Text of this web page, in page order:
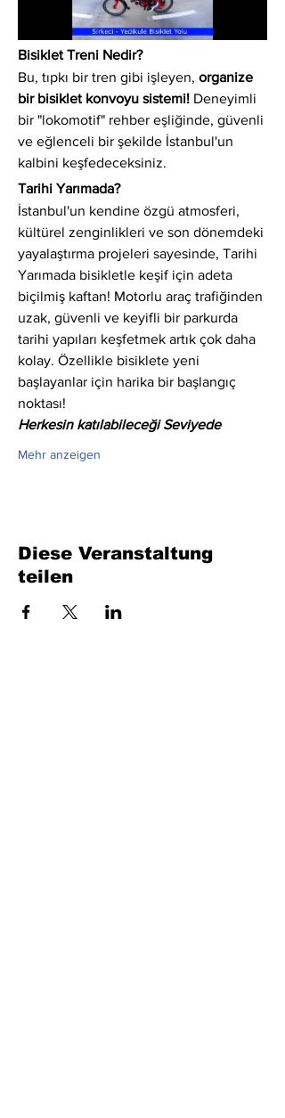
Bisiklet Treni Nedir?
Bu, tıpkı bir tren gibi işleyen, organize
bir bisiklet konvoyu sistemi! Deneyimli
bir "lokomotif" rehber eşliğinde, güvenli
ve eğlenceli bir şekilde İstanbul'un
kalbini keşfedeceksiniz.
Tarihi Yarımada?
İstanbul'un kendine özgü atmosferi,
kültürel zenginlikleri ve son dönemdeki
yayalaştırma projeleri sayesinde, Tarihi
Yarımada bisikletle keşif için adeta
biçilmiş kaftan! Motorlu araç trafiğinden
uzak, güvenli ve keyifli bir parkurda
tarihi yapıları keşfetmek artık çok daha
kolay. Özellikle bisiklete yeni
başlayanlar için harika bir başlangıç
noktası!
Herkesin katılabileceği Seviyede
Mehr anzeigen
Diese Veranstaltung
teilen